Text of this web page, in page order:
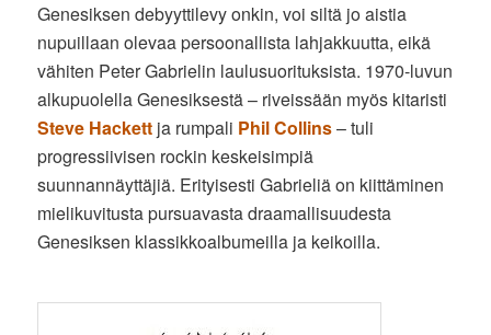
Genesiksen debyyttilevy onkin, voi siltä jo aistia
nupuillaan olevaa persoonallista lahjakkuutta, eikä
vähiten Peter Gabrielin laulusuorituksista. 1970-luvun
alkupuolella Genesiksestä – riveissään myös kitaristi
Steve Hackett ja rumpali Phil Collins– tuli
progressiivisen rockin keskeisimpiä
suunnannäyttäjiä. Erityisesti Gabrieliä on kiittäminen
mielikuvitusta pursuavasta draamallisuudesta
Genesiksen klassikkoalbumeilla ja keikoilla.